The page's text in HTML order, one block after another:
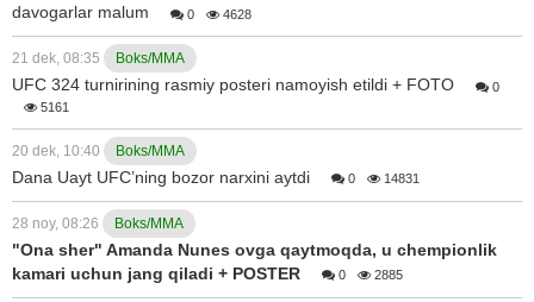
davogarlar malum
0 4628
21 dek, 08:35 Boks/MMA
UFC 324 turnirining rasmiy posteri namoyish etildi + FOTO
0
5161
20 dek, 10:40 Boks/MMA
Dana Uayt UFC’ning bozor narxini aytdi 0 14831
28 noy, 08:26 Boks/MMA
"Ona sher" Amanda Nunes ovga qaytmoqda, u chempionlik
kamari uchun jang qiladi + POSTER
0 2885